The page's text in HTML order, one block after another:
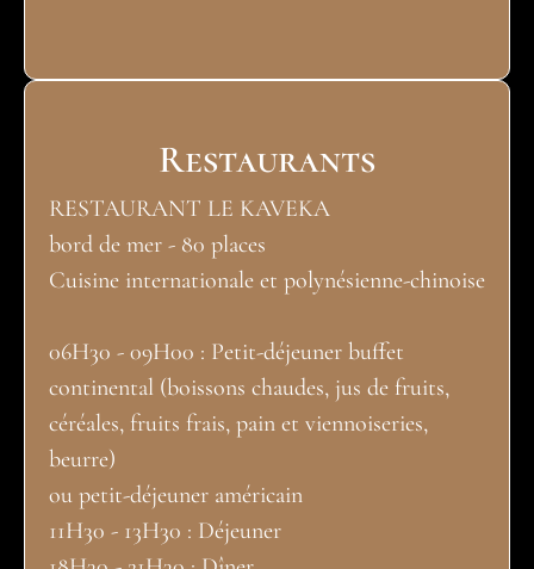
Restaurants
RESTAURANT LE KAVEKA
bord de mer - 80 places
Cuisine internationale et polynésienne-chinoise
06H30 - 09H00 : Petit-déjeuner buffet
continental (boissons chaudes, jus de fruits,
céréales, fruits frais, pain et viennoiseries,
beurre)
ou petit-déjeuner américain
11H30 - 13H30 : Déjeuner